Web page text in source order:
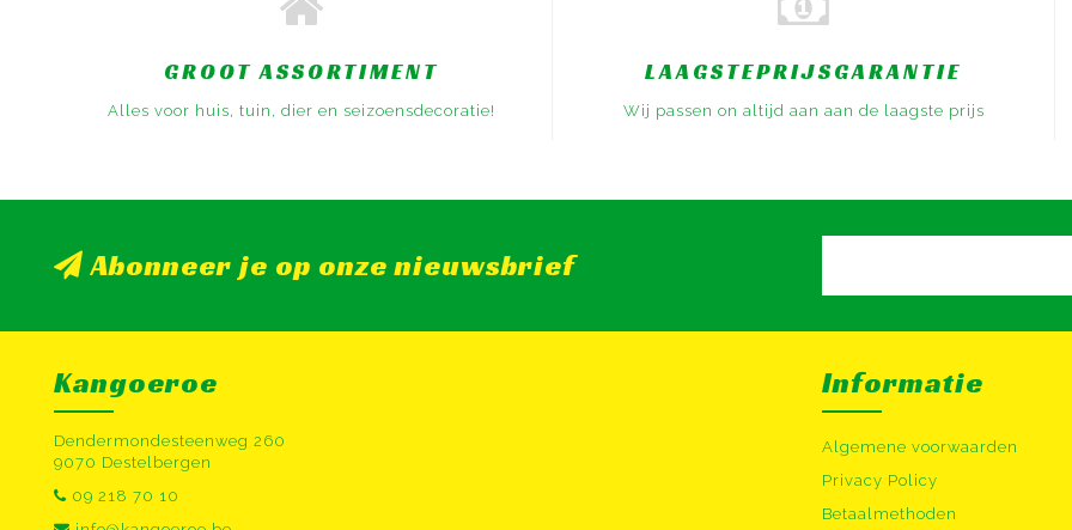
GROOT ASSORTIMENT
Alles voor huis, tuin, dier en seizoensdecoratie!
LAAGSTEPRIJSGARANTIE
Wij passen on altijd aan aan de laagste prijs
Abonneer je op onze nieuwsbrief
Kangoeroe
Dendermondesteenweg 260
9070 Destelbergen
09 218 70 10
Informatie
Algemene voorwaarden
Privacy Policy
Betaalmethoden